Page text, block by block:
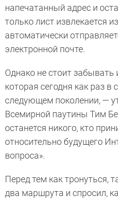
напечатанный адрес и
только лист извлекается
автоматически
электронной почте.
Однако не стоит забывать
которая сегодня как раз в
следующем поколении, —
Всемирной паутины Тим
останется никого, кто
относительно будущего
вопроса».
Перед тем как тронуться,
два маршрута и спросил,